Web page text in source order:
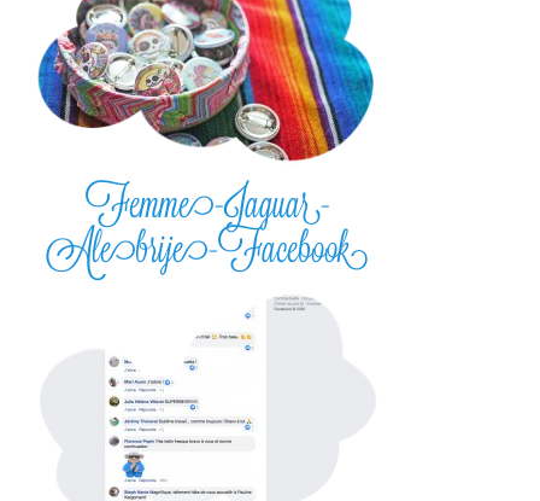
Femme-Jaguar-
Alebrije-Facebook